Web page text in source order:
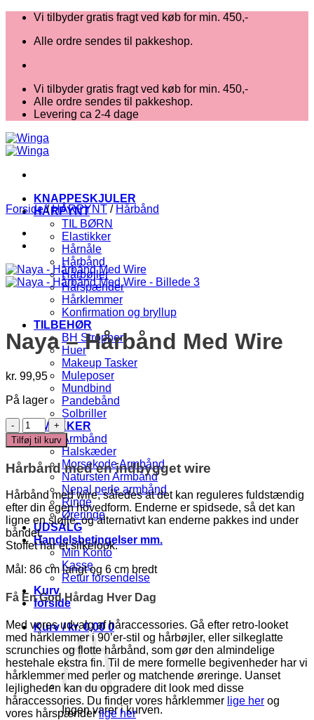
Fortsæt
indhold
Vi tilbyder gratis fragt ved køb for min. 450,-
Alle ordre sendes til pakkeshop.
Vi tilbyder gratis fragt ved køb for min. 450,-
Alle ordre sendes til pakkeshop.
Levering ca 2-4 dage
KNAPPESKJULER
HÅRPYNT
TIL BØRN
Elastikker
Hårnåle
Hårbånd
Hårbøjler
Hårspænder
Hårklemmer
Konfirmation og bryllup
TILBEHØR
BH Stropper
Huer
Makeup Tasker
Muleposer
Mundbind
Pandebånd
Solbriller
SMYKKER
Armbånd
Halskæder
Morsekode Armbånd
Natursten Armbånd
Nepal perle armbånd
Ringe
Øreringe
UDSALG
Handelsbetingelser mm.
Min Konto
Kasse
Retur forsendelse
Kurv
forside
Kurv /kr.0,00 0
Ingen varer i kurven.
Forside / HÅRPYNT / Hårbånd
Naya – Hårbånd Med Wire
kr. 99,95
På lager
Naya
-
Hårbånd
Med
Wire
antal
Tilføj til kurv
Hårbånd med en indbygget wire
Hårbånd med wire, således at det kan reguleres fuldstændig
efter din egen hovedform. Enderne er spidsede, så det kan
ligne en sløjle, og alternativt kan enderne pakkes ind under
båndet.
Stoffet har et silkelook.
Mål: 86 cm langt og 6 cm bredt
Få En God Hårdag Hver Dag
Med vores udvalg af håraccessories. Gå efter retro-looket
med hårklemmer i 90’er-stil og hårbøjler, eller silkeglatte
scrunchies og flotte hårbånd, som gør den almindelige
hestehale ekstra fin. Til de mere formelle begivenheder har vi
hårklemmer med perler og matchende øreringe. Uanset
lejligheden kan du opgradere dit look med disse
håraccessories. Du finder vores hårklemmer lige her og
vores hårspænderlige her